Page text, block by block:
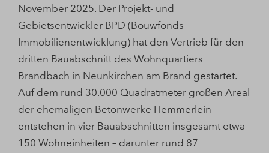
November 2025. Der Projekt- und
Gebietsentwickler BPD (Bouwfonds
Immobilienentwicklung) hat den Vertrieb für den
dritten Bauabschnitt des Wohnquartiers
Brandbach in Neunkirchen am Brand gestartet.
Auf dem rund 30.000 Quadratmeter großen Areal
der ehemaligen Betonwerke Hemmerlein
entstehen in vier Bauabschnitten insgesamt etwa
150 Wohneinheiten – darunter rund 87